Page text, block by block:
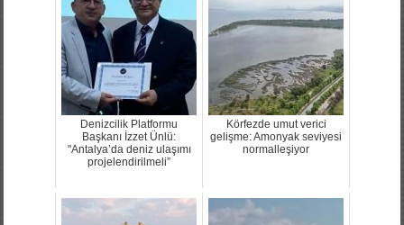
Denizcilik Platformu
Başkanı İzzet Ünlü:
"Antalya’da deniz ulaşımı
projelendirilmeli”
Körfezde umut verici
gelişme: Amonyak seviyesi
normalleşiyor